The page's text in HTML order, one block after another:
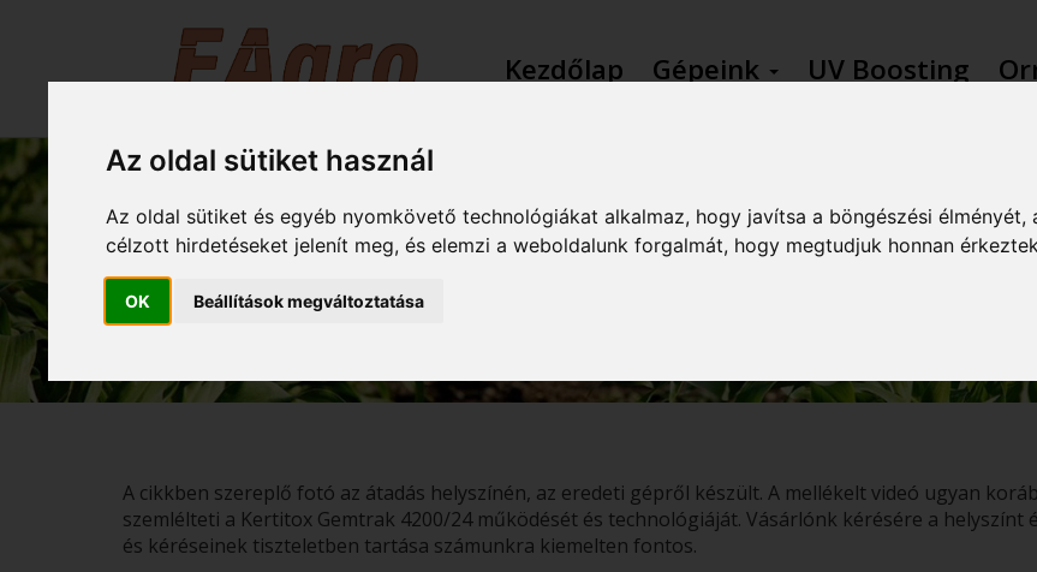
Az oldal sütiket használ
Az oldal sütiket és egyéb nyomkövető technológiákat alkalmaz, hogy javítsa a böngészési
célzott hirdetéseket jelenít meg, és elemzi a weboldalunk forgalmát, hogy megtudjuk honnan
OK Beállítások megváltoztatása
Kezdőlap Gépeink UV Boosting
ÚJABB SIKERES ÁTADÁS,
KERTITOX GEM TRAK 4200-24
A cikkben szereplő fotó az átadás helyszínén, az eredeti gépről készült. A mellékelt videó ugyan
szemlélteti a Kertitox Gemtrak 4200/24 működését és technológiáját. Vásárlónk kérésére a helyszínt
és kéréseinek tiszteletben tartása számunkra kiemelten fontos.